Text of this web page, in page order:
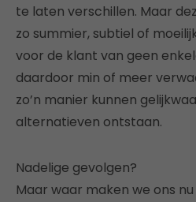
te laten verschillen. Maar
zo summier, subtiel of
voor de klant van geen
daardoor min of meer
zo’n manier kunnen
alternatieven ontstaan.
Nadelige gevolgen?
Maar waar maken we ons